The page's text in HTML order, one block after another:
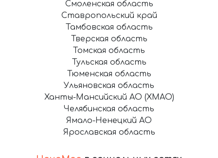
Смоленская область
Ставропольский край
Тамбовская область
Тверская область
Томская область
Тульская область
Тюменская область
Ульяновская область
Ханты-Мансийский АО (ХМАО)
Челябинская область
Ямало-Ненецкий АО
Ярославская область